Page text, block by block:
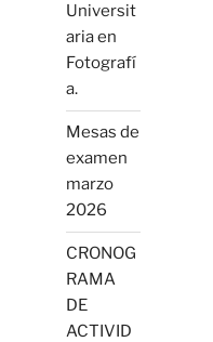
Universit
aria en
Fotografí
a.
Mesas de
examen
marzo
2026
CRONOG
RAMA
DE
ACTIVID